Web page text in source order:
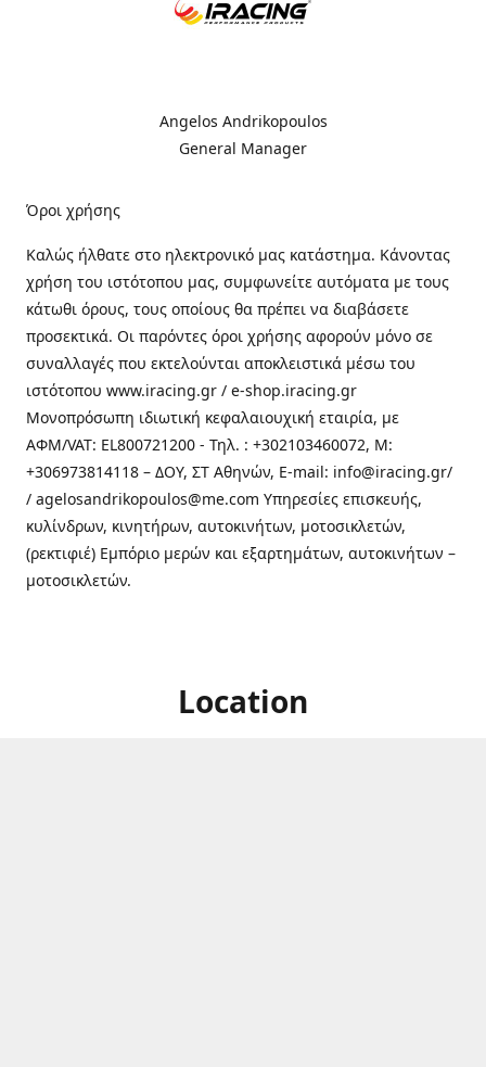
Angelos Andrikopoulos
General Manager
Όροι χρήσης
Καλώς ήλθατε στo ηλεκτρονικό μας κατάστημα. Κάνοντας
χρήση του ιστότοπου μας, συμφωνείτε αυτόματα με τους
κάτωθι όρους, τους οποίους θα πρέπει να διαβάσετε
προσεκτικά. Οι παρόντες όροι χρήσης αφορούν μόνο σε
συναλλαγές που εκτελούνται αποκλειστικά μέσω του
ιστότοπου www.iracing.gr / e-shop.iracing.gr
Μονοπρόσωπη ιδιωτική κεφαλαιουχική εταιρία, με
ΑΦΜ/VAT: EL800721200 - Τηλ. : +302103460072, M:
+306973814118 – ΔΟΥ, ΣΤ Αθηνών, E-mail: info@iracing.gr/
/ agelosandrikopoulos@me.com Υπηρεσίες επισκευής,
κυλίνδρων, κινητήρων, αυτοκινήτων, μοτοσικλετών,
(ρεκτιφιέ) Εμπόριο μερών και εξαρτημάτων, αυτοκινήτων –
μοτοσικλετών.
Location